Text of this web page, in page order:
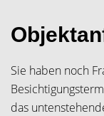
Sie haben noch
das